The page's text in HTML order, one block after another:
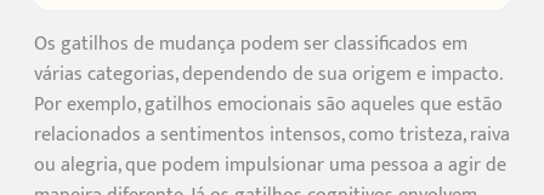
Os gatilhos de mudança podem ser classificados em
várias categorias, dependendo de sua origem e impacto.
Por exemplo, gatilhos emocionais são aqueles que estão
relacionados a sentimentos intensos, como tristeza, raiva
ou alegria, que podem impulsionar uma pessoa a agir de